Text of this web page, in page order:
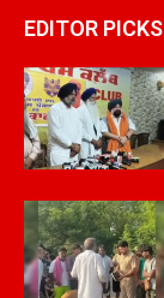
EDITOR PICKS